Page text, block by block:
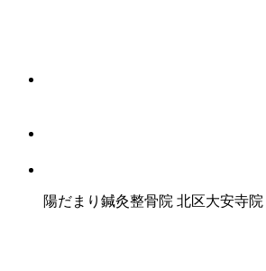
陽だまり鍼灸整骨院 北区大安寺院